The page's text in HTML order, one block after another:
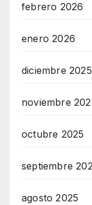
febrero 2026
enero 2026
diciembre 2025
noviembre
octubre 2025
septiembre
agosto 2025